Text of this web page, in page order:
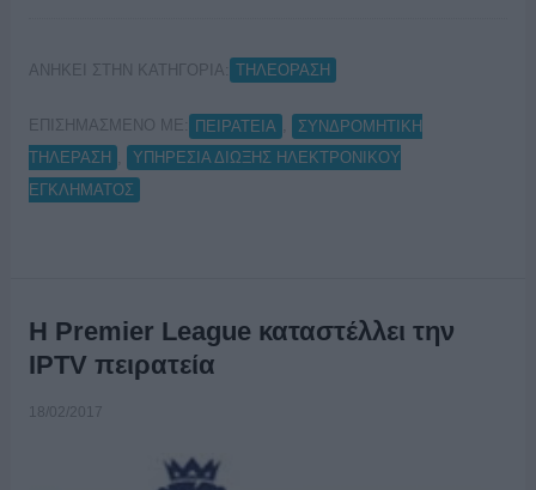
ΑΝΗΚΕΙ ΣΤΗΝ ΚΑΤΗΓΟΡΙΑ: ΤΗΛΕΟΡΑΣΗ
ΕΠΙΣΗΜΑΣΜΕΝΟ ΜΕ: ΠΕΙΡΑΤΕΙΑ
ΣΥΝΔΡΟΜΗΤΙΚΗ
ΤΗΛΕΡΑΣΗ
ΥΠΗΡΕΣΙΑ ΔΙΩΞΗΣ ΗΛΕΚΤΡΟΝΙΚΟΥ
ΕΓΚΛΗΜΑΤΟΣ
H Premier League καταστέλλει την
IPTV πειρατεία
18/02/2017